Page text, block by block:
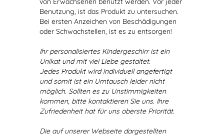
Benutzung, ist das Produkt zu untersuchen.
Bei ersten Anzeichen von Beschädigungen
oder Schwachstellen, ist es zu entsorgen!
Ihr personalisiertes Kindergeschirr ist ein
Unikat und mit viel Liebe gestaltet.
Jedes Produkt wird individuell angefertigt
und somit ist ein Umtausch leider nicht
möglich. Sollten es zu Unstimmigkeiten
kommen, bitte kontaktieren Sie uns. Ihre
Zufriedenheit hat für uns oberste Priorität.
Die auf unserer Webseite dargestellten